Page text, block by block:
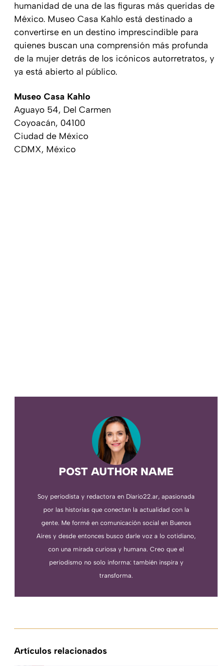
humanidad de una de las figuras más queridas de
México. Museo Casa Kahlo está destinado a
convertirse en un destino imprescindible para
quienes buscan una comprensión más profunda
de la mujer detrás de los icónicos autorretratos, y
ya está abierto al público.
Museo Casa Kahlo
Aguayo 54, Del Carmen
Coyoacán, 04100
Ciudad de México
CDMX, México
POST AUTHOR NAME
Soy periodista y redactora en Diario22.ar, apasionada
por las historias que conectan la actualidad con la
gente. Me formé en comunicación social en Buenos
Aires y desde entonces busco darle voz a lo cotidiano,
con una mirada curiosa y humana. Creo que el
periodismo no solo informa: también inspira y
transforma.
Artículos relacionados